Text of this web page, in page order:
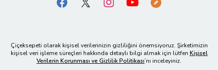
Çiçeksepeti olarak kişisel verilerinizin gizliliğini önemsiyoruz. Şirketimizin
kişisel veri işleme süreçleri hakkında detaylı bilgi almak için lütfen Kişisel
Verilerin Korunması ve Gizlilik Politikası’nı inceleyiniz.